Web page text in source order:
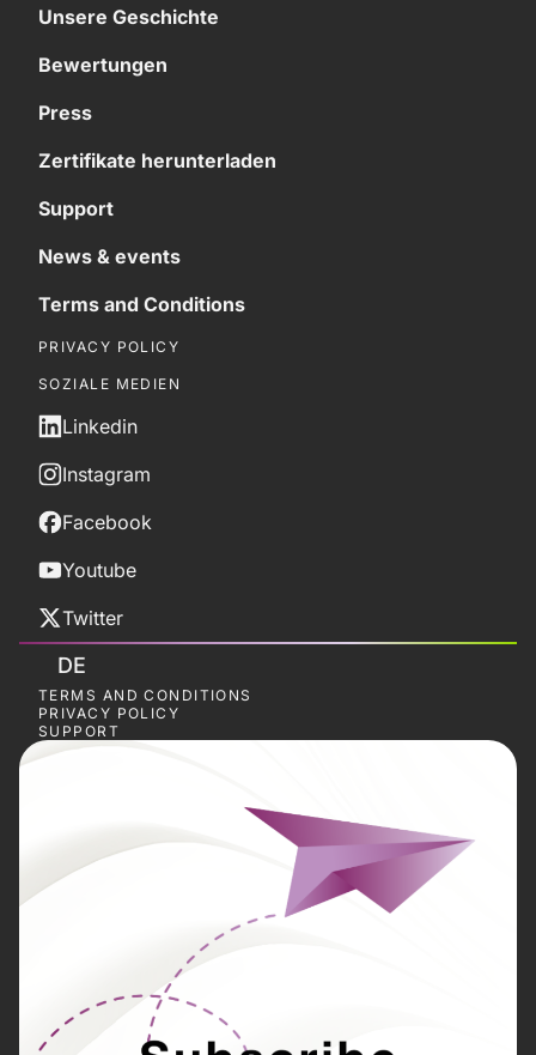
Unsere Geschichte
Bewertungen
Press
Zertifikate herunterladen
Support
News & events
Terms and Conditions
PRIVACY POLICY
SOZIALE MEDIEN
Linkedin
Instagram
Facebook
Youtube
Twitter
DE
TERMS AND CONDITIONS
PRIVACY POLICY
SUPPORT